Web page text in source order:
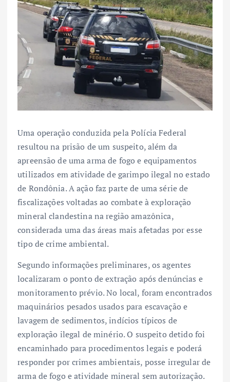
Uma operação conduzida pela Polícia Federal
resultou na prisão de um suspeito, além da
apreensão de uma arma de fogo e equipamentos
utilizados em atividade de garimpo ilegal no estado
de Rondônia. A ação faz parte de uma série de
fiscalizações voltadas ao combate à exploração
mineral clandestina na região amazônica,
considerada uma das áreas mais afetadas por esse
tipo de crime ambiental.
Segundo informações preliminares, os agentes
localizaram o ponto de extração após denúncias e
monitoramento prévio. No local, foram encontrados
maquinários pesados usados para escavação e
lavagem de sedimentos, indícios típicos de
exploração ilegal de minério. O suspeito detido foi
encaminhado para procedimentos legais e poderá
responder por crimes ambientais, posse irregular de
arma de fogo e atividade mineral sem autorização.